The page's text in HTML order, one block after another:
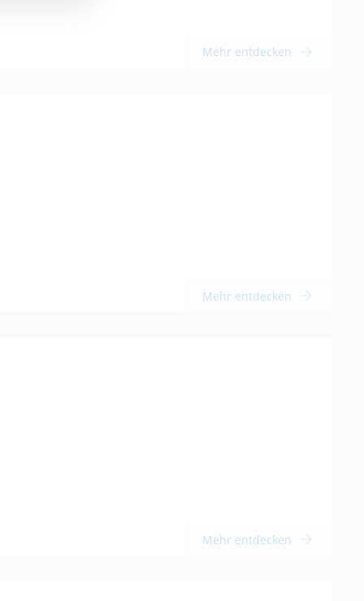
Mehr entdecken
Mehr entdecken
Mehr entdecken